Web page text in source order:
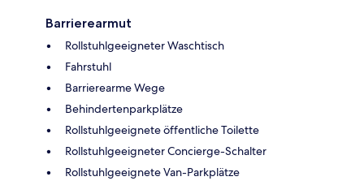
Barrierearmut
Rollstuhlgeeigneter Waschtisch
Fahrstuhl
Barrierearme Wege
Behindertenparkplätze
Rollstuhlgeeignete öffentliche Toilette
Rollstuhlgeeigneter Concierge-Schalter
Rollstuhlgeeignete Van-Parkplätze